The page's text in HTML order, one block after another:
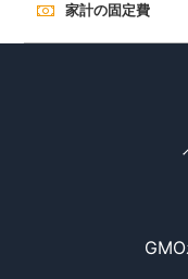
家計の固定費